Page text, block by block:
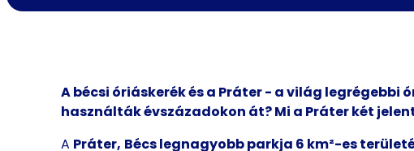
A bécsi óriáskerék és a Práter - a világ legrégebbi
használták évszázadokon át? Mi a Práter két
A Práter, Bécs legnagyobb parkja 6 km²-es